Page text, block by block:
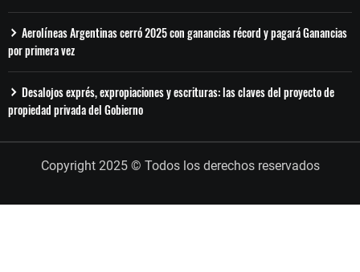
Aerolíneas Argentinas cerró 2025 con ganancias récord y pagará Ganancias
por primera vez
Desalojos exprés, expropiaciones y escrituras: las claves del proyecto de
propiedad privada del Gobierno
Copyright 2025 © Todos los derechos reservados